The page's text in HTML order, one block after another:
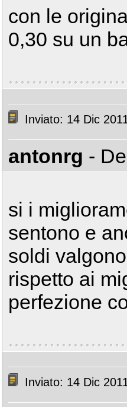
con le
0,30 su un
Inviato: 14 Dic
antonrg -
si i
sentono e
soldi
rispetto ai
perfezione
Inviato: 14 Dic